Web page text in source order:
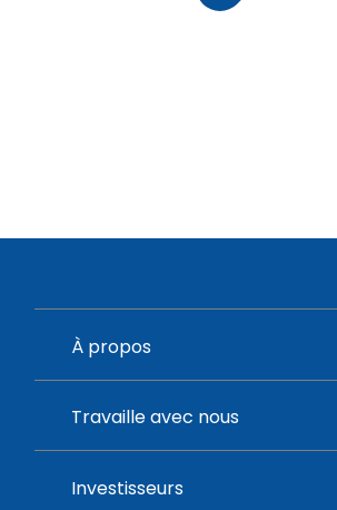
À propos
Travaille avec nous
Investisseurs